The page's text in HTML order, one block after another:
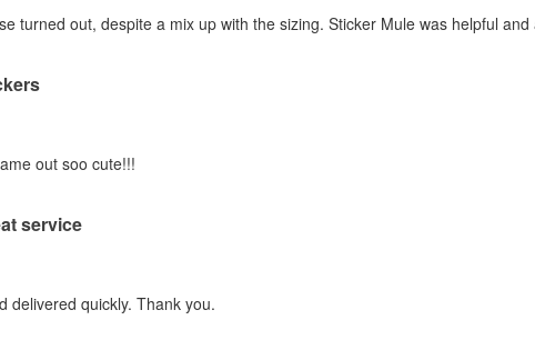
turned out, despite a mix up with the sizing. Sticker Mule was helpful
out soo cute!!!
service
delivered quickly. Thank you.